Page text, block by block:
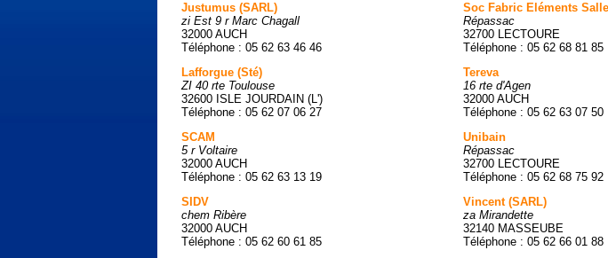
Justumus (SARL)
zi Est 9 r Marc Chagall
32000 AUCH
Téléphone : 05 62 63 46 46
Lafforgue (Sté)
ZI 40 rte Toulouse
32600 ISLE JOURDAIN (L')
Téléphone : 05 62 07 06 27
SCAM
5 r Voltaire
32000 AUCH
Téléphone : 05 62 63 13 19
SIDV
chem Ribère
32000 AUCH
Téléphone : 05 62 60 61 85
Soc Fabric Eléments
Répassac
32700 LECTOURE
Téléphone : 05 62 68 81 85
Tereva
16 rte d'Agen
32000 AUCH
Téléphone : 05 62 63 07 50
Unibain
Répassac
32700 LECTOURE
Téléphone : 05 62 68 75 92
Vincent (SARL)
za Mirandette
32140 MASSEUBE
Téléphone : 05 62 66 01 88